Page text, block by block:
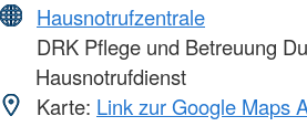
Hausnotrufzentrale
DRK Pflege und Betreuung
Hausnotrufdienst
Karte: Link zur Google Maps